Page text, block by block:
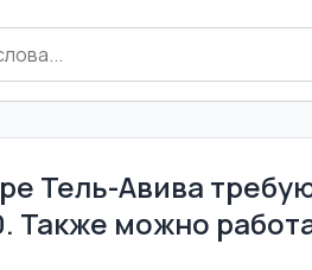
Тель-Авива
Также можно